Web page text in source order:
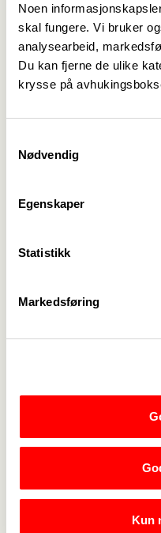
Noen
skal fungere. Vi bruker
analysearbeid,
Du kan fjerne de ulike
krysse på
Nødvendig
Egenskaper
Statistikk
Markedsføring
Kun
Rekordstort
Takk til Stig Rune Århus,